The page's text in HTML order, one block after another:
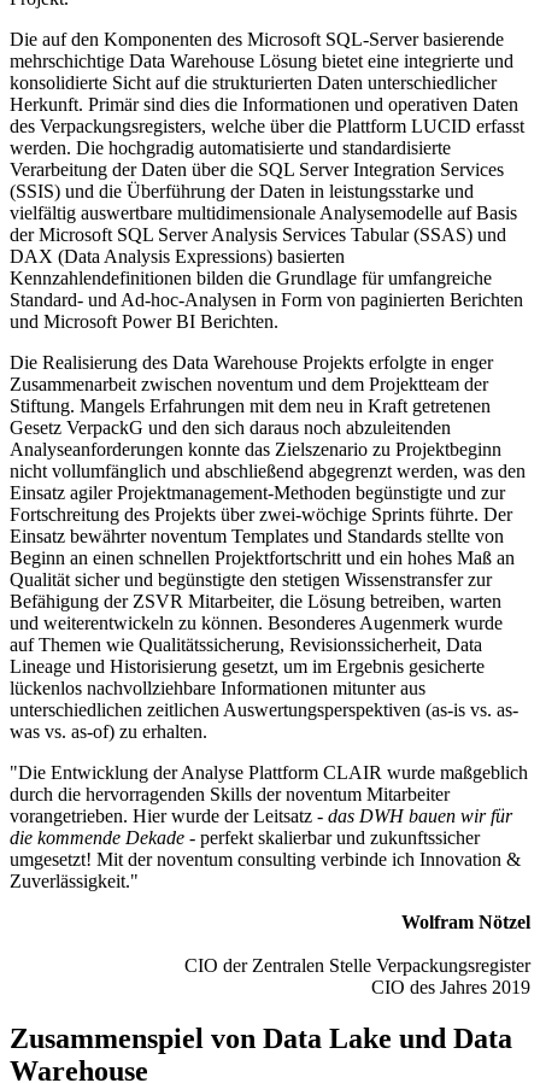
Die auf den Komponenten des Microsoft SQL-Server basierende
mehrschichtige Data Warehouse Lösung bietet eine integrierte und
konsolidierte Sicht auf die strukturierten Daten unterschiedlicher
Herkunft. Primär sind dies die Informationen und operativen Daten
des Verpackungsregisters, welche über die Plattform LUCID erfasst
werden. Die hochgradig automatisierte und standardisierte
Verarbeitung der Daten über die SQL Server Integration Services
(SSIS) und die Überführung der Daten in leistungsstarke und
vielfältig auswertbare multidimensionale Analysemodelle auf Basis
der Microsoft SQL Server Analysis Services Tabular (SSAS) und
DAX (Data Analysis Expressions) basierten
Kennzahlendefinitionen bilden die Grundlage für umfangreiche
Standard- und Ad-hoc-Analysen in Form von paginierten Berichten
und Microsoft Power BI Berichten.
Die Realisierung des Data Warehouse Projekts erfolgte in enger
Zusammenarbeit zwischen noventum und dem Projektteam der
Stiftung. Mangels Erfahrungen mit dem neu in Kraft getretenen
Gesetz VerpackG und den sich daraus noch abzuleitenden
Analyseanforderungen konnte das Zielszenario zu Projektbeginn
nicht vollumfänglich und abschließend abgegrenzt werden, was den
Einsatz agiler Projektmanagement-Methoden begünstigte und zur
Fortschreitung des Projekts über zwei-wöchige Sprints führte. Der
Einsatz bewährter noventum Templates und Standards stellte von
Beginn an einen schnellen Projektfortschritt und ein hohes Maß an
Qualität sicher und begünstigte den stetigen Wissenstransfer zur
Befähigung der ZSVR Mitarbeiter, die Lösung betreiben, warten
und weiterentwickeln zu können. Besonderes Augenmerk wurde
auf Themen wie Qualitätssicherung, Revisionssicherheit, Data
Lineage und Historisierung gesetzt, um im Ergebnis gesicherte
lückenlos nachvollziehbare Informationen mitunter aus
unterschiedlichen zeitlichen Auswertungsperspektiven (as-is vs. as-
was vs. as-of) zu erhalten.
"Die Entwicklung der Analyse Plattform CLAIR wurde maßgeblich
durch die hervorragenden Skills der noventum Mitarbeiter
vorangetrieben. Hier wurde der Leitsatz - das DWH bauen wir für
die kommende Dekade - perfekt skalierbar und zukunftssicher
umgesetzt! Mit der noventum consulting verbinde ich Innovation &
Zuverlässigkeit."
Wolfram Nötzel
CIO der Zentralen Stelle Verpackungsregister
CIO des Jahres 2019
Zusammenspiel von Data Lake und Data
Warehouse